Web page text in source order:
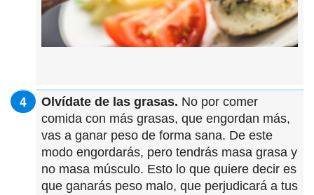
Olvídate de las grasas. No por comer
comida con más grasas, que engordan más,
vas a ganar peso de forma sana. De este
modo engordarás, pero tendrás masa grasa y
no masa músculo. Esto lo que quiere decir es
que ganarás peso malo, que perjudicará a tus